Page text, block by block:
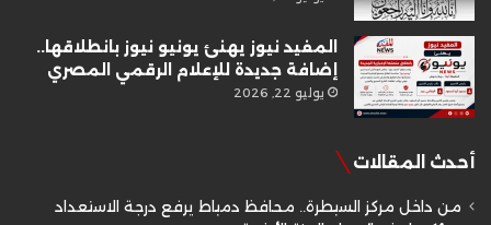
المفيد نيوز يهنئ يونيو نيوز بانطلاقها..
إضافة جديدة للإعلام الرقمي المصري
يوليو 22, 2026
أحدث المقالات
من داخل مركز السيطرة.. محافظ دمياط يرفع درجة الاستعداد